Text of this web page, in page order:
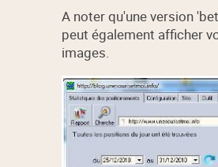
A noter qu'une version
peut également afficher
images.